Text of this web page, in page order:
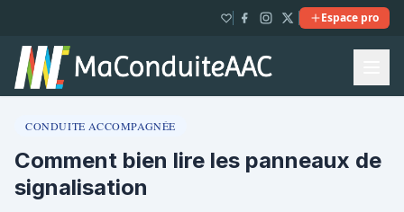
Espace pro
CONDUITE ACCOMPAGNÉE
Comment bien lire les panneaux de
signalisation